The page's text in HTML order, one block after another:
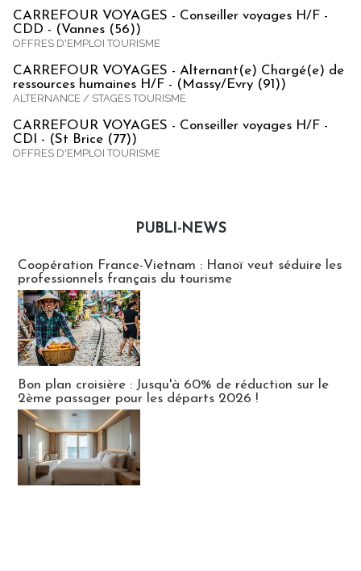
CARREFOUR VOYAGES - Conseiller voyages H/F -
CDD - (Vannes (56))
OFFRES D'EMPLOI TOURISME
CARREFOUR VOYAGES - Alternant(e) Chargé(e) de
ressources humaines H/F - (Massy/Evry (91))
ALTERNANCE / STAGES TOURISME
CARREFOUR VOYAGES - Conseiller voyages H/F -
CDI - (St Brice (77))
OFFRES D'EMPLOI TOURISME
PUBLI-NEWS
Coopération France-Vietnam : Hanoï veut séduire les
professionnels français du tourisme
Bon plan croisière : Jusqu'à 60% de réduction sur le
2ème passager pour les départs 2026 !